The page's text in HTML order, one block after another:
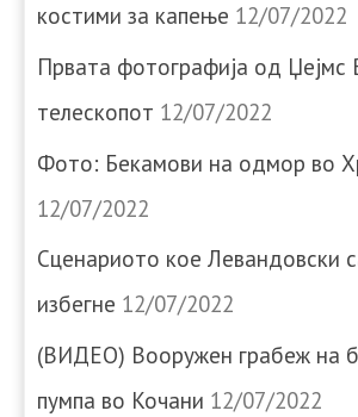
костими за капење 12/07/2022
Првата фотографија од Џејмс
телескопот 12/07/2022
Фото: Бекамови на одмор во
12/07/2022
Сценариото кое Левандовски
избегне 12/07/2022
(ВИДЕО) Вооружен грабеж на
пумпа во Кочани 12/07/2022